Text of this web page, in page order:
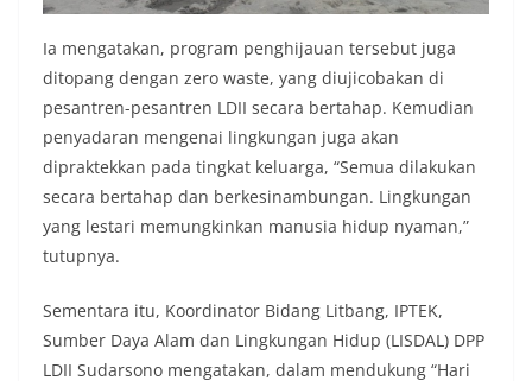
Ia mengatakan, program penghijauan tersebut juga
ditopang dengan zero waste, yang diujicobakan di
pesantren-pesantren LDII secara bertahap. Kemudian
penyadaran mengenai lingkungan juga akan
dipraktekkan pada tingkat keluarga, “Semua dilakukan
secara bertahap dan berkesinambungan. Lingkungan
yang lestari memungkinkan manusia hidup nyaman,”
tutupnya.
Sementara itu, Koordinator Bidang Litbang, IPTEK,
Sumber Daya Alam dan Lingkungan Hidup (LISDAL) DPP
LDII Sudarsono mengatakan, dalam mendukung “Hari